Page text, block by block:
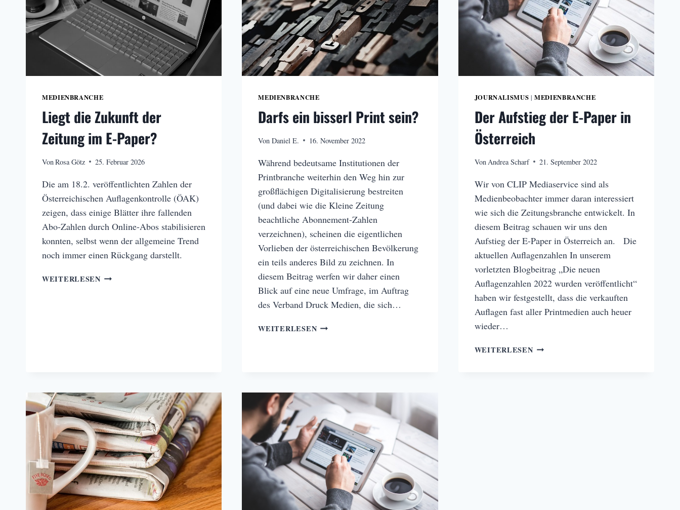
MEDIENBRANCHE
Liegt die Zukunft der
Zeitung im E-Paper?
VonRosa Götz 25. Februar 2026
Die am 18.2. veröffentlichten Zahlen der
Österreichischen Auflagenkontrolle (ÖAK)
zeigen, dass einige Blätter ihre fallenden
Abo-Zahlen durch Online-Abos stabilisieren
konnten, selbst wenn der allgemeine Trend
noch immer einen Rückgang darstellt.
WEITERLESENLIEGT
MEDIENBRANCHE
Darfs ein bisserl Print sein?
Von Daniel E. 16. November 2022
Während bedeutsame Institutionen der
Printbranche weiterhin den Weg hin zur
großflächigen Digitalisierung bestreiten
(und dabei wie die Kleine Zeitung
beachtliche Abonnement-Zahlen
verzeichnen), scheinen die eigentlichen
Vorlieben der österreichischen Bevölkerung
ein teils anderes Bild zu zeichnen. In
diesem Beitrag werfen wir daher einen
Blick auf eine neue Umfrage, im Auftrag
des Verband Druck Medien, die sich…
WEITERLESENDARFS
JOURNALISMUS |MEDIENBRANCHE
Der Aufstieg der E-Paper in
Österreich
VonAndrea Scharf 21. September 2022
Wir von CLIP Mediaservice sind als
Medienbeobachter immer daran interessiert
wie sich die Zeitungsbranche entwickelt. In
diesem Beitrag schauen wir uns den
Aufstieg der E-Paper in Österreich an. Die
aktuellen Auflagenzahlen In unserem
vorletzten Blogbeitrag „Die neuen
Auflagenzahlen 2022 wurden veröffentlicht“
haben wir festgestellt, dass die verkauften
Auflagen fast aller Printmedien auch heuer
wieder…
WEITERLESENDER